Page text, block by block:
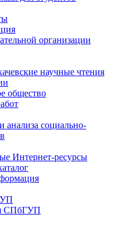
организации
научные чтения
общество
анализа социально-
Интернет-ресурсы
СПбГУП